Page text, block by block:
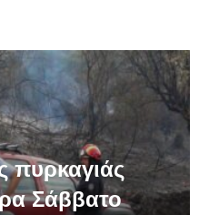
πυρκαγιάς
Σάββατο